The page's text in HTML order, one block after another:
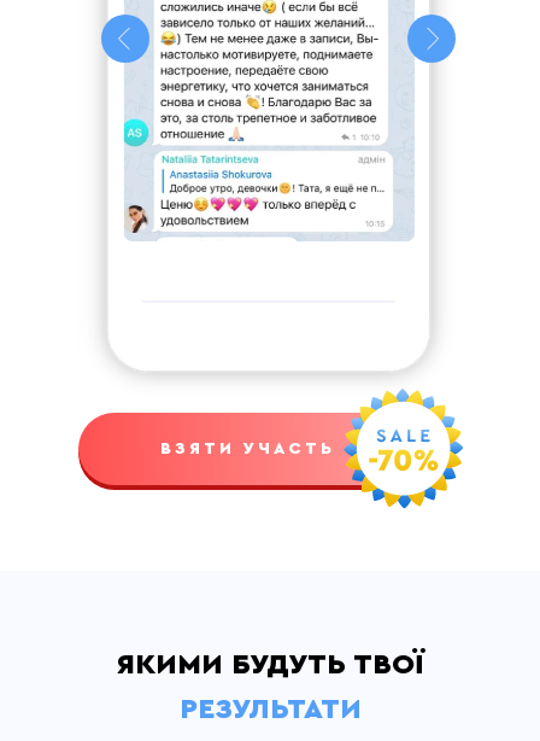
Дата старту курсу завтра
за 1 місяць навчання (11 тренувань)
Погоджуюся з умовамиП ублічної
та Політики конфіденційності
877 грн замість
грн
ВЗЯТИ УЧАСТЬ
ЯКИМИ БУДУТЬ ТВОЇ
РЕЗУЛЬТАТИ